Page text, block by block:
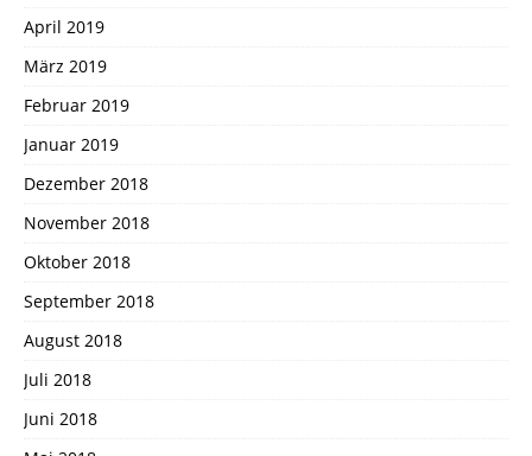
April 2019
März 2019
Februar 2019
Januar 2019
Dezember 2018
November 2018
Oktober 2018
September 2018
August 2018
Juli 2018
Juni 2018